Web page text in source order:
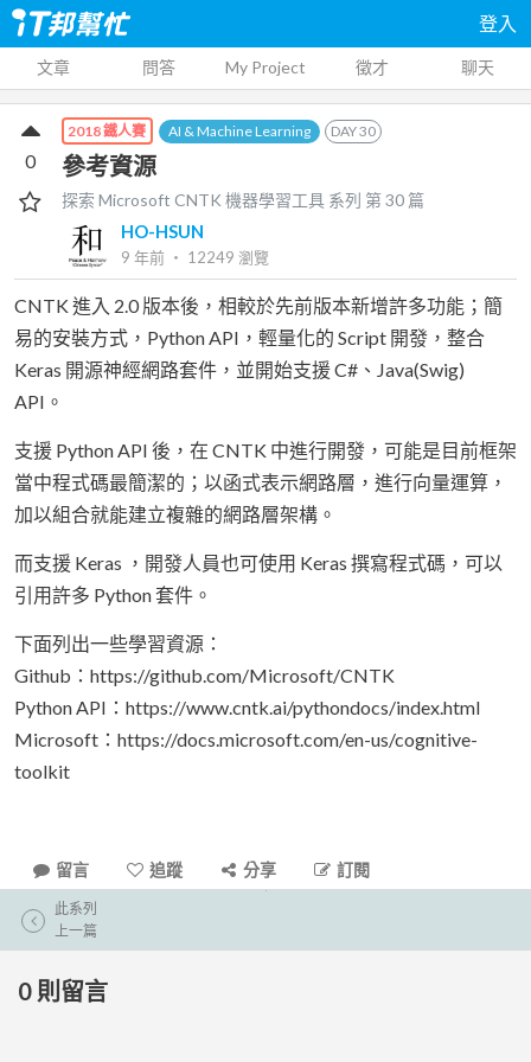
登入
文章 問答 My Project 徵才 聊天
2018 鐵人賽 AI & Machine Learning DAY30
參考資源
探索 Microsoft CNTK 機器學習工具 系列 第30 篇
HO-HSUN
9 年前 ‧ 12249 瀏覽
0
CNTK 進入 2.0 版本後，相較於先前版本新增許多功能；簡
易的安裝方式，Python API，輕量化的 Script 開發，整合
Keras 開源神經網路套件，並開始支援 C#、Java(Swig)
API。
支援 Python API 後，在 CNTK 中進行開發，可能是目前框架
當中程式碼最簡潔的；以函式表示網路層，進行向量運算，
加以組合就能建立複雜的網路層架構。
而支援 Keras ，開發人員也可使用 Keras 撰寫程式碼，可以
引用許多 Python 套件。
下面列出一些學習資源：
Github：https://github.com/Microsoft/CNTK
Python API：https://www.cntk.ai/pythondocs/index.html
Microsoft：https://docs.microsoft.com/en-us/cognitive-
toolkit
留言 追蹤 分享 訂閱
此系列
上一篇
0 則留言